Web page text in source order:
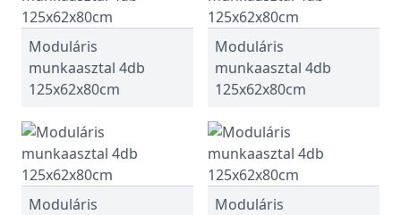
Moduláris
munkaasztal 4db
125x62x80cm
Moduláris
munkaasztal 4db
125x62x80cm
Moduláris
Moduláris